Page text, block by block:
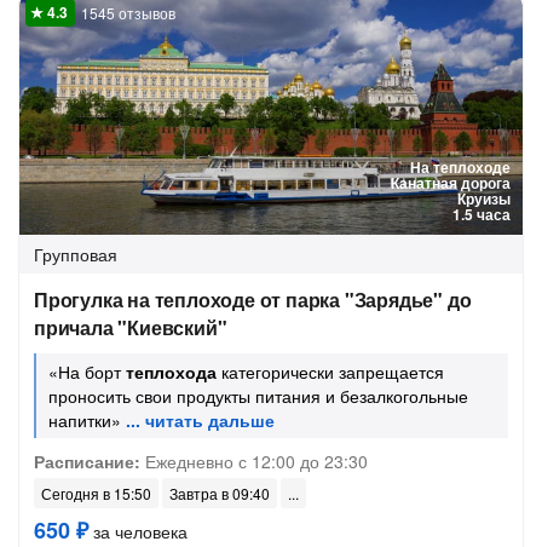
На теплоходе
Канатная дорога
Круизы
1.5 часа
1545 отзывов
Групповая
Прогулка на теплоходе от парка "Зарядье" до
причала "Киевский"
«На борттеплохода категорически запрещается
проносить свои продукты питания и безалкогольные
напитки»
Расписание: Ежедневно с 12:00 до 23:30
Сегодня в 15:50 Завтра в 09:40
650 ₽за человека